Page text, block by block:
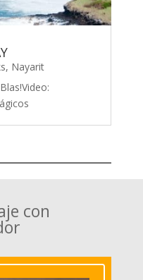
, Nayarit
con